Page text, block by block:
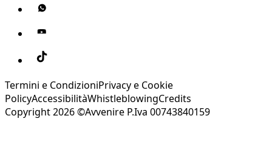
Termini e CondizioniPrivacy e Cookie
PolicyAccessibilitàWhistleblowingCredits
Copyright 2026 ©Avvenire P.Iva 00743840159